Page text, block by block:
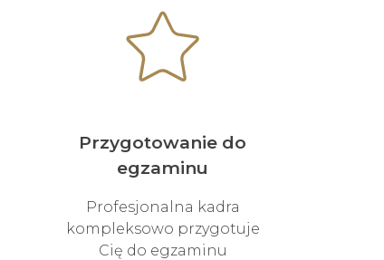
Przygotowanie do
egzaminu
Profesjonalna kadra
kompleksowo przygotuje
Cię do egzaminu